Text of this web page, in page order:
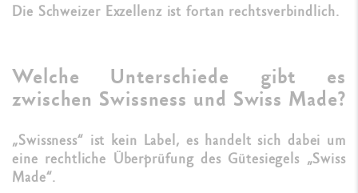
Die Schweizer Exzellenz ist fortan rechtsverbindlich.
Welche Unterschiede gibt es
zwischen Swissness und Swiss Made?
„Swissness“ ist kein Label, es handelt sich dabei um
eine rechtliche Überprüfung des Gütesiegels „Swiss
Made“.